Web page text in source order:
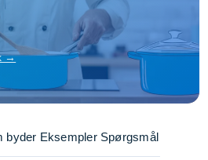
→
byder Eksempler Spørgsmål